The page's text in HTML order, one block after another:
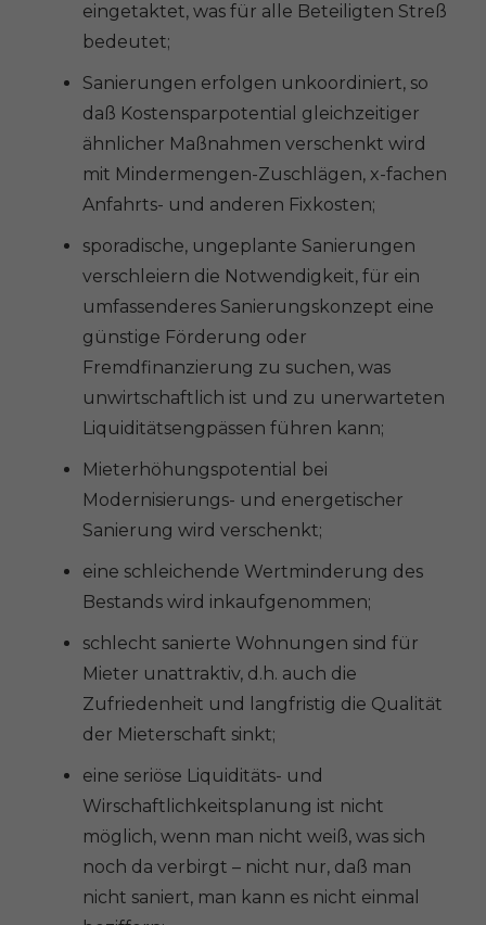
eingetaktet, was für alle Beteiligten Streß
bedeutet;
Sanierungen erfolgen unkoordiniert, so
daß Kostensparpotential gleichzeitiger
ähnlicher Maßnahmen verschenkt wird
mit Mindermengen-Zuschlägen, x-fachen
Anfahrts- und anderen Fixkosten;
sporadische, ungeplante Sanierungen
verschleiern die Notwendigkeit, für ein
umfassenderes Sanierungskonzept eine
günstige Förderung oder
Fremdfinanzierung zu suchen, was
unwirtschaftlich ist und zu unerwarteten
Liquiditätsengpässen führen kann;
Mieterhöhungspotential bei
Modernisierungs- und energetischer
Sanierung wird verschenkt;
eine schleichende Wertminderung des
Bestands wird inkaufgenommen;
schlecht sanierte Wohnungen sind für
Mieter unattraktiv, d.h. auch die
Zufriedenheit und langfristig die Qualität
der Mieterschaft sinkt;
eine seriöse Liquiditäts- und
Wirschaftlichkeitsplanung ist nicht
möglich, wenn man nicht weiß, was sich
noch da verbirgt – nicht nur, daß man
nicht saniert, man kann es nicht einmal